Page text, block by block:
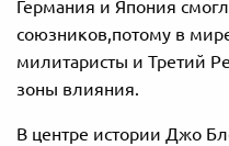
Германия и Япония
союзников,потому в
милитаристы и Третий
зоны влияния.
В центре истории Джо